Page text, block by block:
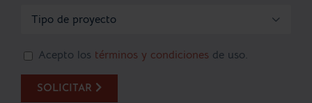

Acepto los términos y condiciones de uso.
SOLICITAR